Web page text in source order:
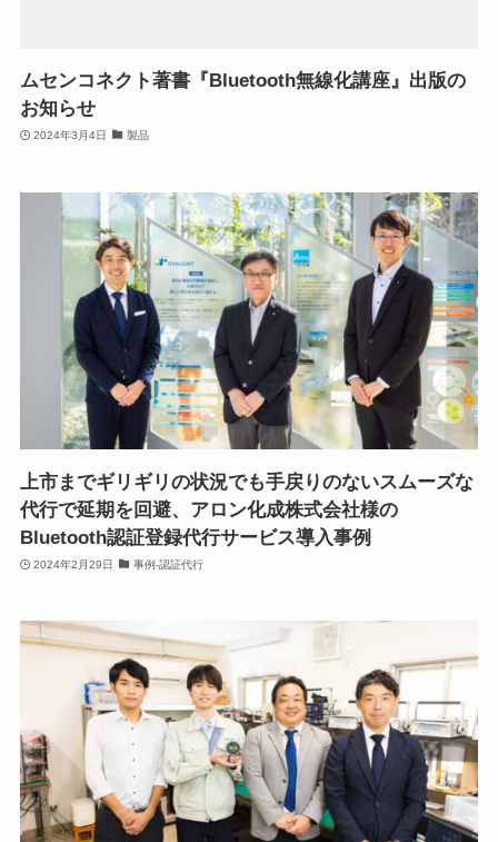
ムセンコネクト著書『Bluetooth無線化講座』出版の
お知らせ
2024年3月4日 製品
上市までギリギリの状況でも手戻りのないスムーズな
代行で延期を回避、アロン化成株式会社様の
Bluetooth認証登録代行サービス導入事例
2024年2月29日 事例-認証代行